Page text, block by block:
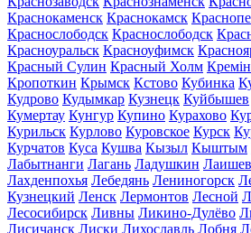
Краснокаменск Краснокамск
Краснослободск Краснослободск
Красноуральск Красноуфимск
Красный Сулин Красный Холм
Кропоткин Крымск Кстово Кубинка
Кудрово Кудымкар Кузнецк Куйбышев
Кумертау Кунгур Купино Курахово
Курильск Курлово Куровское Курск
Курчатов Куса Кушва Кызыл Кыштым
Лабытнанги Лагань Ладушкин
Лахденпохья Лебедянь Лениногорск
Кузнецкий Ленск Лермонтов Лесной
Лесосибирск Ливны Ликино-Дулёво
Лисичанск Лиски Лихославль Лобня